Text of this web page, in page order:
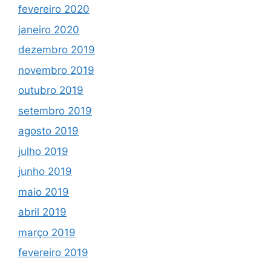
fevereiro 2020
janeiro 2020
dezembro 2019
novembro 2019
outubro 2019
setembro 2019
agosto 2019
julho 2019
junho 2019
maio 2019
abril 2019
março 2019
fevereiro 2019